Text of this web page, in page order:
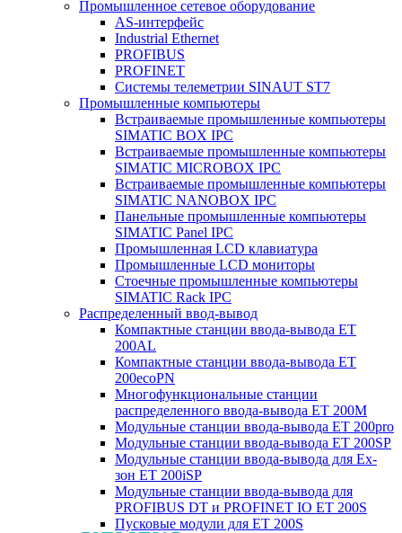
Промышленное сетевое оборудование
AS-интерфейс
Industrial Ethernet
PROFIBUS
PROFINET
Системы телеметрии SINAUT ST7
Промышленные компьютеры
Встраиваемые промышленные компьютеры
SIMATIC BOX IPC
Встраиваемые промышленные компьютеры
SIMATIC MICROBOX IPC
Встраиваемые промышленные компьютеры
SIMATIC NANOBOX IPC
Панельные промышленные компьютеры
SIMATIC Panel IPC
Промышленная LCD клавиатура
Промышленные LCD мониторы
Стоечные промышленные компьютеры
SIMATIC Rack IPC
Распределенный ввод-вывод
Компактные станции ввода-вывода ET
200AL
Компактные станции ввода-вывода ET
200ecoPN
Многофункциональные станции
распределенного ввода-вывода ET 200M
Модульные станции ввода-вывода ET 200pro
Модульные станции ввода-вывода ET 200SP
Модульные станции ввода-вывода для Ex-
зон ET 200iSP
Модульные станции ввода-вывода для
PROFIBUS DT и PROFINET IO ET 200S
Пусковые модули для ET 200S